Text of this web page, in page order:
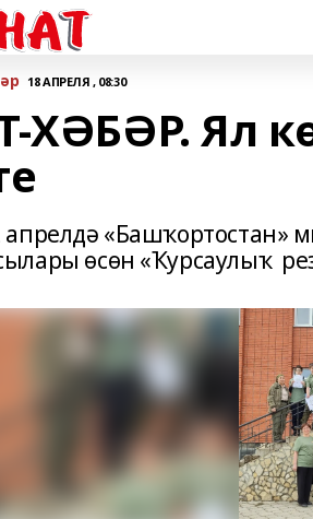
18 АПРЕЛЯ , 08:30
ХӘБӘР. Ял
апрелдә «Башҡортостан»
өсөн «Ҡурсаулыҡ